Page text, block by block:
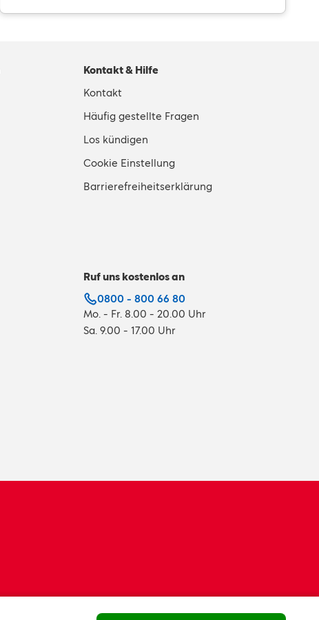
Kontakt & Hilfe
Kontakt
Häufig gestellte Fragen
Los kündigen
Cookie Einstellung
Barrierefreiheitserklärung
Ruf uns kostenlos an
0800 - 800 66 80
Mo. - Fr. 8.00 - 20.00 Uhr
Sa. 9.00 - 17.00 Uhr